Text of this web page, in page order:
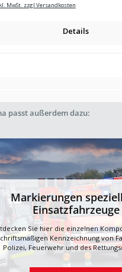
MwSt. zzgl Versandkosten
Details
passt außerdem dazu:
Markierungen
Einsatzfahrzeuge
Sie hier die einzelnen
Kennzeichnung von
Polizei, Feuerwehr und des